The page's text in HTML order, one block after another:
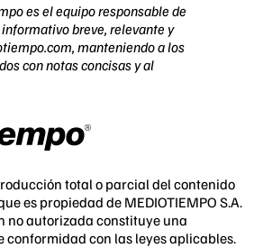
es el equipo responsable de
breve, relevante y
manteniendo a los
con notas concisas y al
total o parcial del contenido
es propiedad de MEDIOTIEMPO S.A.
no autorizada constituye una
conformidad con las leyes aplicables.